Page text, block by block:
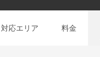
対応エリア
料金